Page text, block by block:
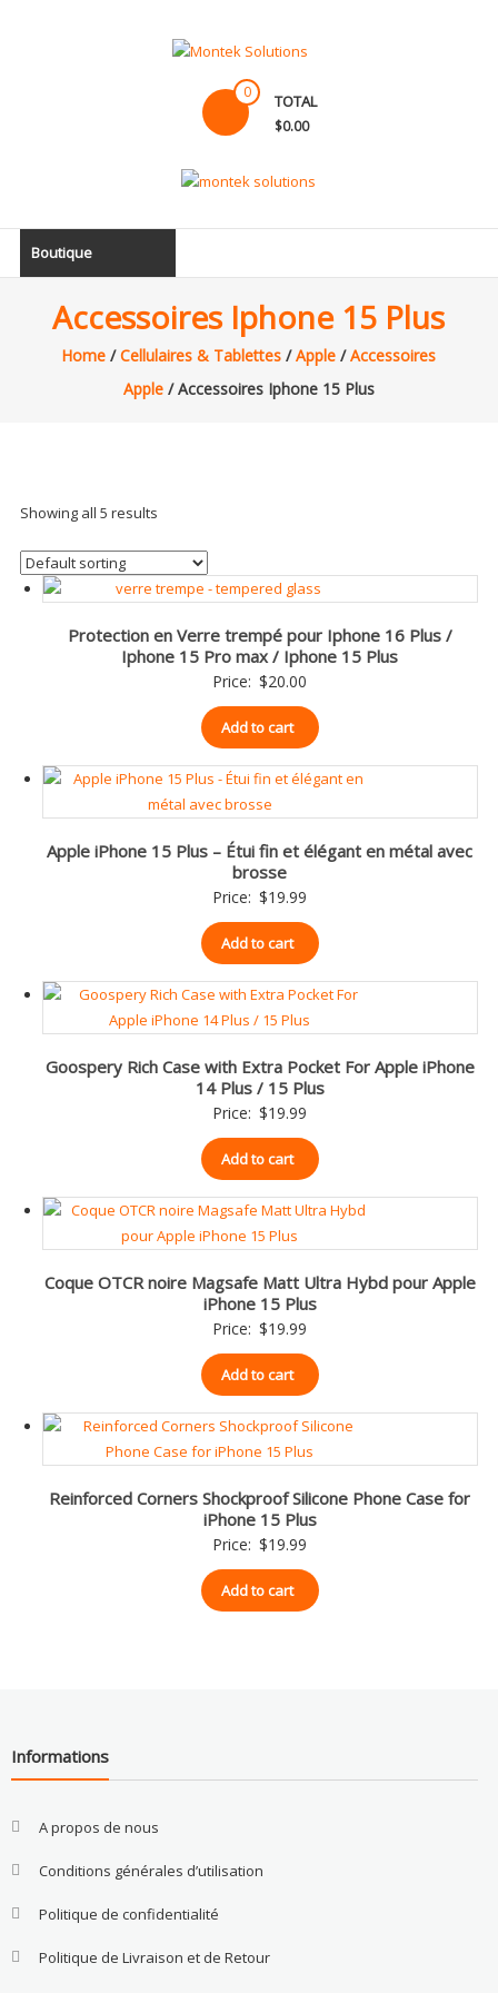
Ordinateur,
électronique
0 TOTAL
$0.00
Boutique
Accessoires Iphone 15 Plus
Home /Cellulaires & Tablettes /Apple /Accessoires
Apple/ Accessoires Iphone 15 Plus
Showing all 5 results
Protection en Verre trempé pour Iphone 16 Plus /
Iphone 15 Pro max / Iphone 15 Plus
Price: $20.00
Add to cart
Apple iPhone 15 Plus – Étui fin et élégant en métal avec
brosse
Price: $19.99
Add to cart
Goospery Rich Case with Extra Pocket For Apple iPhone
14 Plus / 15 Plus
Price: $19.99
Add to cart
Coque OTCR noire Magsafe Matt Ultra Hybd pour Apple
iPhone 15 Plus
Price: $19.99
Add to cart
Reinforced Corners Shockproof Silicone Phone Case for
iPhone 15 Plus
Price: $19.99
Add to cart
Informations
A propos de nous
Conditions générales d’utilisation
Politique de confidentialité
Politique de Livraison et de Retour